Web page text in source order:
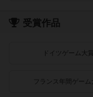
受賞作品
ドイツゲーム大賞
フランス年間ゲーム